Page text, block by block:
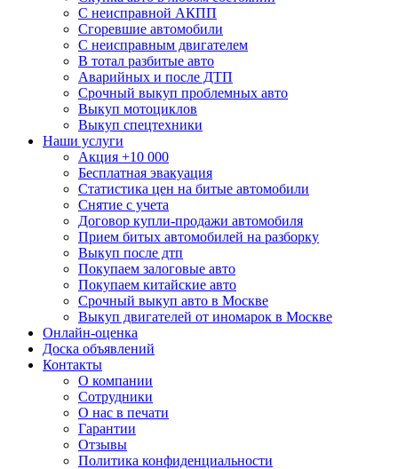
С неисправной АКПП
Сгоревшие автомобили
С неисправным двигателем
В тотал разбитые авто
Аварийных и после ДТП
Срочный выкуп проблемных авто
Выкуп мотоциклов
Выкуп спецтехники
Наши услуги
Акция +10 000
Бесплатная эвакуация
Статистика цен на битые автомобили
Снятие с учета
Договор купли-продажи автомобиля
Прием битых автомобилей на разборку
Выкуп после дтп
Покупаем залоговые авто
Покупаем китайские авто
Срочный выкуп авто в Москве
Выкуп двигателей от иномарок в Москве
Онлайн-оценка
Доска объявлений
Контакты
О компании
Сотрудники
О нас в печати
Гарантии
Отзывы
Политика конфиденциальности